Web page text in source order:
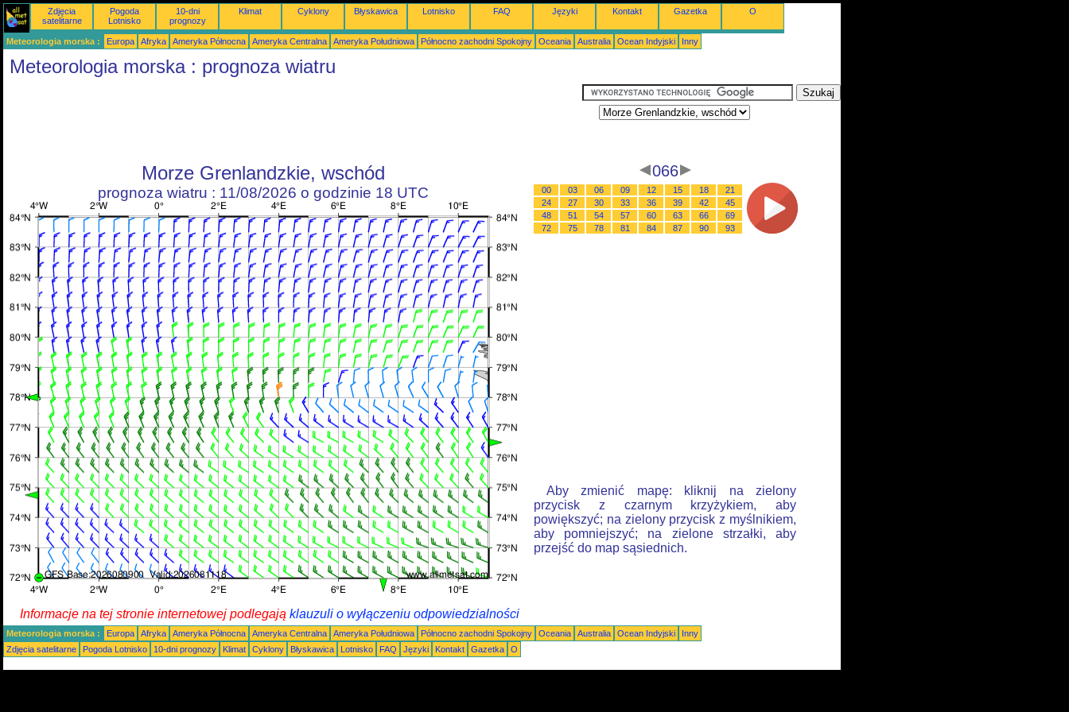
Zdjęcia
satelitarne
Pogoda
Lotnisko
10-dni
prognozy
Klimat Cyklony Błyskawica Lotnisko FAQ Języki Kontakt Gazetka O
Meteorologia morska : Europa Afryka Ameryka Północna Ameryka Centralna Ameryka Południowa Północno zachodni Spokojny Oceania Australia Ocean Indyjski Inny
Meteorologia morska : prognoza wiatru
Morze Grenlandzkie, wschód
prognoza wiatru : 11/08/2026 o godzinie 18 UTC
066
00 03 06 09 12 15 18
21
24
27 30 33 36 39 42
45
48
51 54 57 60 63 66
69
72
75 78 81 84 87 90 93
Aby zmienić mapę: kliknij na zielony
przycisk z czarnym krzyżykiem, aby
powiększyć; na zielony przycisk z myślnikiem,
aby pomniejszyć; na zielone strzałki, aby
przejść do map sąsiednich.
Informacje na tej stronie internetowej podlegają klauzuli o wyłączeniu odpowiedzialności
Meteorologia morska : Europa Afryka Ameryka Północna Ameryka Centralna Ameryka Południowa Północno zachodni Spokojny Oceania Australia Ocean Indyjski
Inny
Zdjęcia satelitarne
Pogoda Lotnisko 10-dni prognozy Klimat Cyklony Błyskawica Lotnisko FAQ Języki Kontakt Gazetka O